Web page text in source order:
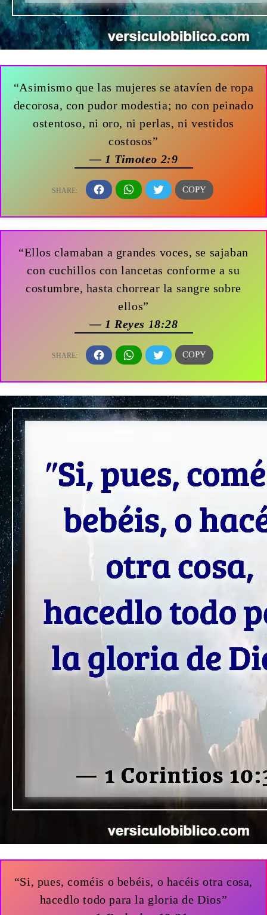
“Asimismo que las mujeres se atavíen de ropa
decorosa, con pudor modestia; no con peinado
ostentoso, ni oro, ni perlas, ni vestidos
costosos”
— 1 Timoteo 2:9
“Ellos clamaban a grandes voces, se sajaban
con cuchillos con lancetas conforme a su
costumbre, hasta chorrear la sangre sobre
ellos”
— 1 Reyes 18:28
“Si, pues, coméis o bebéis, o hacéis otra cosa,
hacedlo todo para la gloria de Dios”